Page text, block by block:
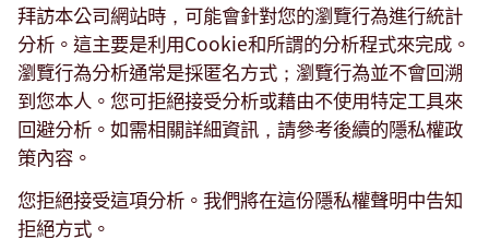
拜訪本公司網站時，可能會針對您的瀏覽行為進行統計
分析。這主要是利用Cookie和所謂的分析程式來完成。
瀏覽行為分析通常是採匿名方式；瀏覽行為並不會回溯
到您本人。您可拒絕接受分析或藉由不使用特定工具來
回避分析。如需相關詳細資訊，請參考後續的隱私權政
策內容。
您拒絕接受這項分析。我們將在這份隱私權聲明中告知
拒絕方式。